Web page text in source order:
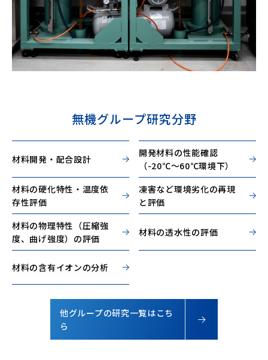
無機グループ研究分野
材料開発・配合設計
開発材料の性能確認
（-20℃〜60℃環境下）
材料の硬化特性・温度依
存性評価
凍害など環境劣化の再現
と評価
材料の物理特性（圧縮強
度、曲げ強度）の評価
材料の透水性の評価
材料の含有イオンの分析
他グループの研究一覧はこち
ら